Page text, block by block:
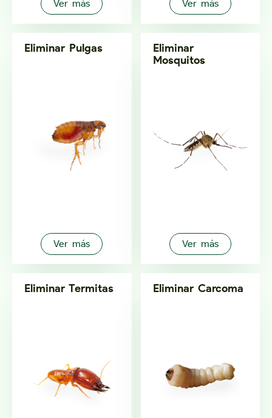
Ver más Ver más
Eliminar Pulgas
Ver más
Eliminar
Mosquitos
Ver más
Eliminar Termitas Eliminar Carcoma